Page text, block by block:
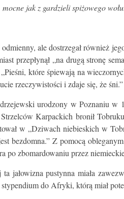
jak z gardzieli spiżowego
ale dostrzegał również
przepłynął „na drugą stronę
które śpiewają na
rzeczywistości i zdaje się, że śni.”
urodzony w Poznaniu w 1922
Karpackich bronił
w „Dziwach niebieskich w
bezdomna.” Z pomocą
po zbomardowaniu przez
pustynna miała zawezwać
do Afryki, którą miał